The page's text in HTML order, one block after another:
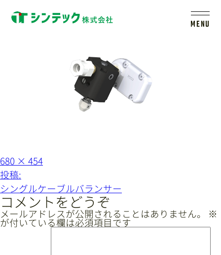
MENU
シンテックについて
新着情報
採用情報
レールシステムについて
singlebalancer
フ
ル
サ
イ
ズ
680 × 454
投
稿
ナ
ビ
ゲ
投稿:
シングルケーブルバランサー
コメントをどうぞ
メールアドレスが公開されることはありません。 ※
が付いている欄は必須項目です